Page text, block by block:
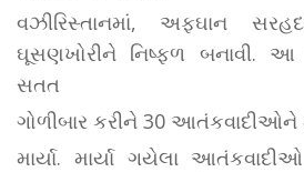
વઝીરિસ્તાનમાં, અફઘાન
ઘૂસણખોરીને નિષ્ફળ બનાવી. આ
સતત
ગોળીબાર કરીને 30 આતંકવાદીઓને
માર્યા. માર્યા ગયેલા